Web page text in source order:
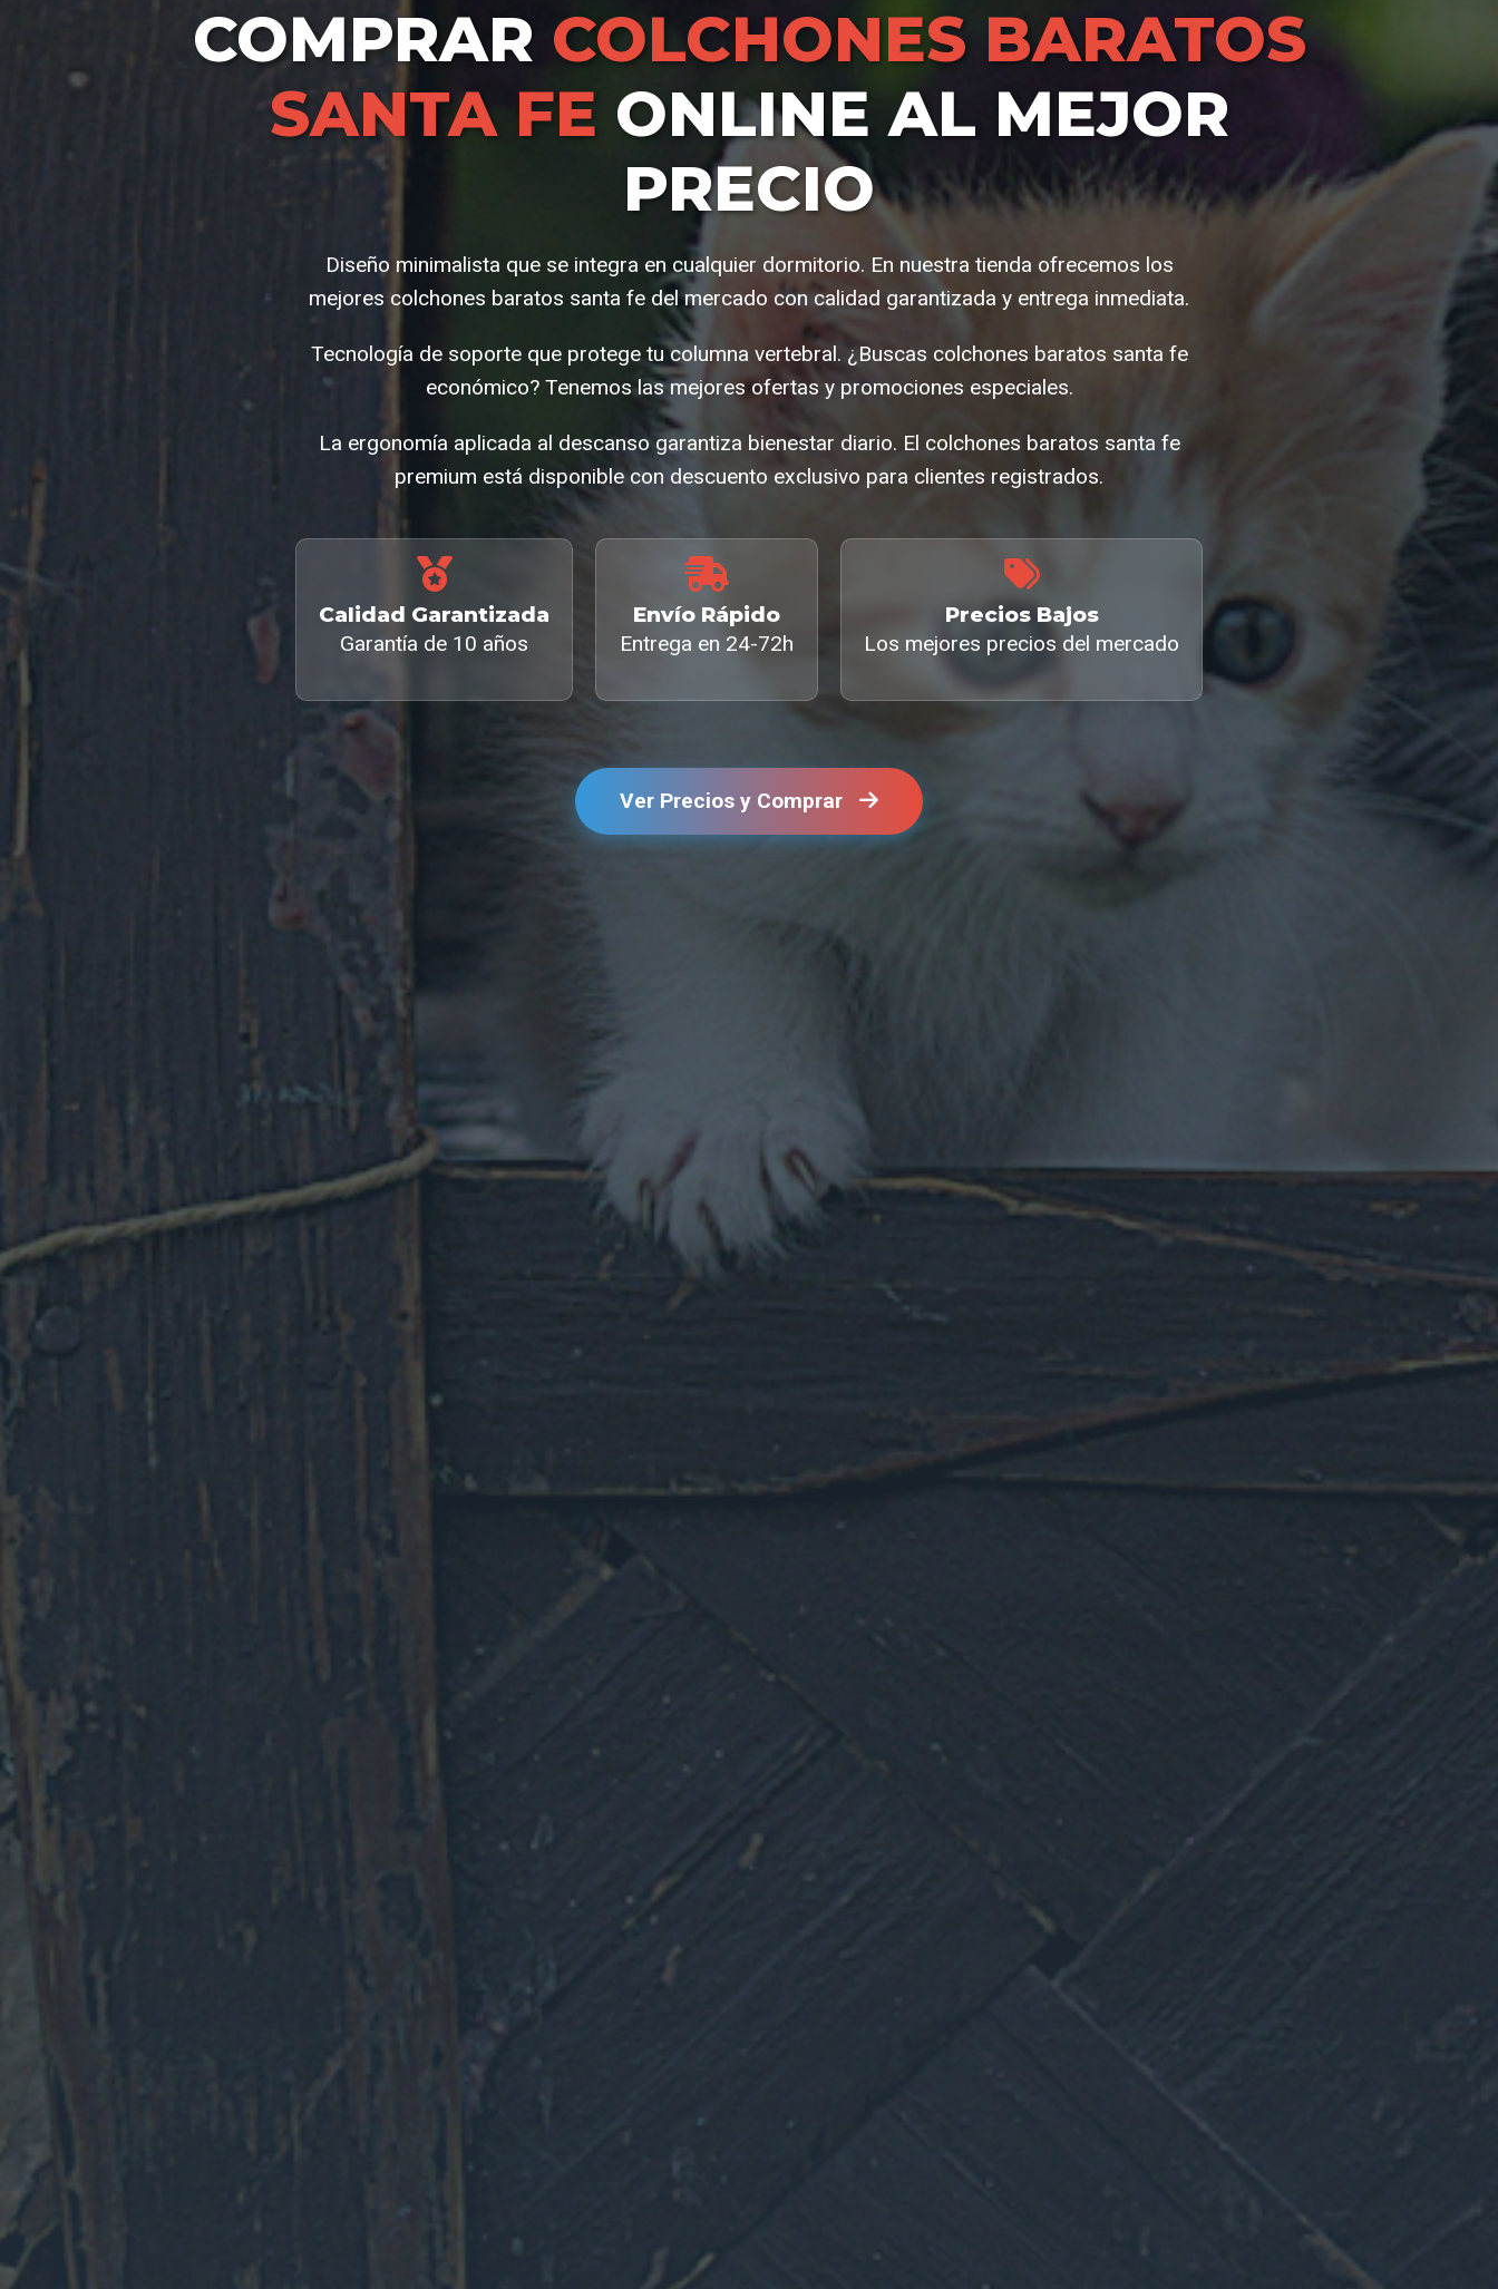
COMPRAR COLCHONES BARATOS
SANTA FE ONLINE AL MEJOR
PRECIO
Diseño minimalista que se integra en cualquier dormitorio. En nuestra tienda ofrecemos los
mejores colchones baratos santa fe del mercado con calidad garantizada y entrega inmediata.
Tecnología de soporte que protege tu columna vertebral. ¿Buscas colchones baratos santa fe
económico? Tenemos las mejores ofertas y promociones especiales.
La ergonomía aplicada al descanso garantiza bienestar diario. El colchones baratos santa fe
premium está disponible con descuento exclusivo para clientes registrados.
Calidad Garantizada
Garantía de 10 años
Envío Rápido
Entrega en 24-72h
Precios Bajos
Los mejores precios del mercado
Ver Precios y Comprar